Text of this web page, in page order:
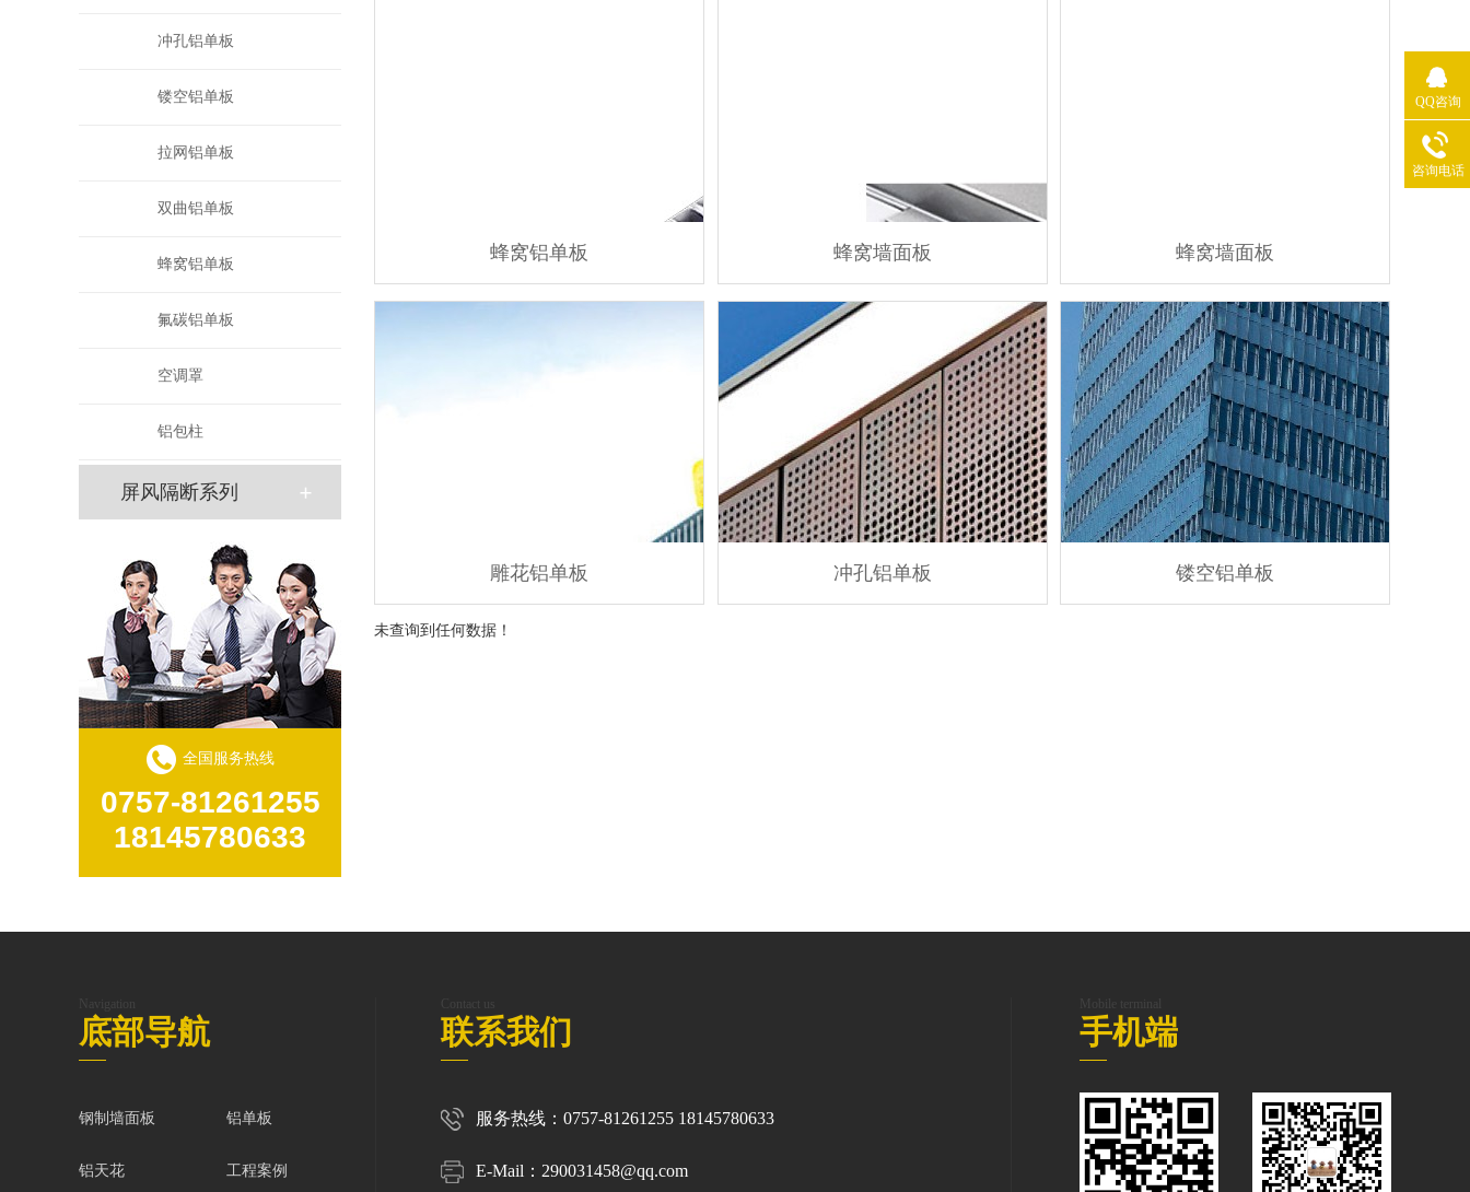
冲孔铝单板
镂空铝单板
拉网铝单板
双曲铝单板
蜂窝铝单板
氟碳铝单板
空调罩
铝包柱
屏风隔断系列
全国服务热线
0757-81261255
18145780633
蜂窝铝单板 蜂窝墙面板 蜂窝墙面板
雕花铝单板 冲孔铝单板 镂空铝单板
未查询到任何数据！
底部导航
钢制墙面板 铝单板
铝天花 工程案例
联系我们
服务热线：0757-81261255 18145780633
E-Mail：290031458@qq.com
手机端
QQ咨询
咨询电话